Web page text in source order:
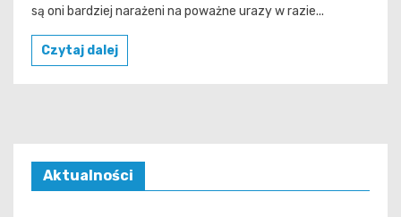
są oni bardziej narażeni na poważne urazy w razie...
Czytaj dalej
Aktualności